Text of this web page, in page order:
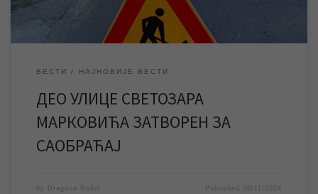
ВЕСТИ НАЈНОВИЈЕ ВЕСТИ
ДЕО УЛИЦЕ СВЕТОЗАРА
МАРКОВИЋА ЗАТВОРЕН ЗА
САОБРАЋАЈ
by Dragana Rašić Published 08/11/2024